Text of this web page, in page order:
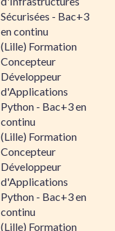
Sécurisées - Bac+3
en continu
(Lille) Formation
Concepteur
Développeur
d'Applications
Python - Bac+3 en
continu
(Lille) Formation
Concepteur
Développeur
d'Applications
Python - Bac+3 en
continu
(Lille) Formation